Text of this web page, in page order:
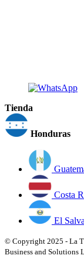
Tienda
Honduras
Costa
El
© Copyright 2025 - La
Business and Solutions